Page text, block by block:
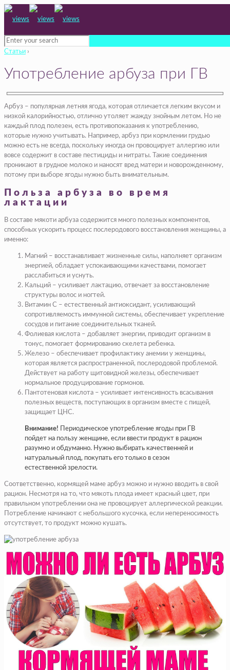
Статьи ›
Употребление арбуза при ГВ
Арбуз – популярная летняя ягода, которая отличается легким вкусом и
низкой калорийностью, отлично утоляет жажду знойным летом. Но не
каждый плод полезен, есть противопоказания к употреблению,
которые нужно учитывать. Например, арбуз при кормлении грудью
можно есть не всегда, поскольку иногда он провоцирует аллергию или
вовсе содержит в составе пестициды и нитраты. Такие соединения
проникают в грудное молоко и наносят вред матери и новорожденному,
потому при выборе ягоды нужно быть внимательным.
Польза арбуза во время
лактации
В составе мякоти арбуза содержится много полезных компонентов,
способных ускорить процесс послеродового восстановления женщины, а
именно:
Магний – восстанавливает жизненные силы, наполняет организм
энергией, обладает успокаивающими качествами, помогает
расслабиться и уснуть.
Кальций – усиливает лактацию, отвечает за восстановление
структуры волос и ногтей.
Витамин С – естественный антиоксидант, усиливающий
сопротивляемость иммунной системы, обеспечивает укрепление
сосудов и питание соединительных тканей.
Фолиевая кислота – добавляет энергии, приводит организм в
тонус, помогает формированию скелета ребенка.
Железо – обеспечивает профилактику анемии у женщины,
которая является распространенной, послеродовой проблемой.
Действует на работу щитовидной железы, обеспечивает
нормальное продуцирование гормонов.
Пантотеновая кислота – усиливает интенсивность всасывания
полезных веществ, поступающих в организм вместе с пищей,
защищает ЦНС.
Внимание! Периодическое употребление ягоды при ГВ
пойдет на пользу женщине, если ввести продукт в рацион
разумно и обдуманно. Нужно выбирать качественней и
натуральный плод, покупать его только в сезон
естественной зрелости.
Соответственно, кормящей маме арбуз можно и нужно вводить в свой
рацион. Несмотря на то, что мякоть плода имеет красный цвет, при
правильном употреблении она не провоцирует аллергической реакции.
Потребление начинают с небольшого кусочка, если непереносимость
отсутствует, то продукт можно кушать.